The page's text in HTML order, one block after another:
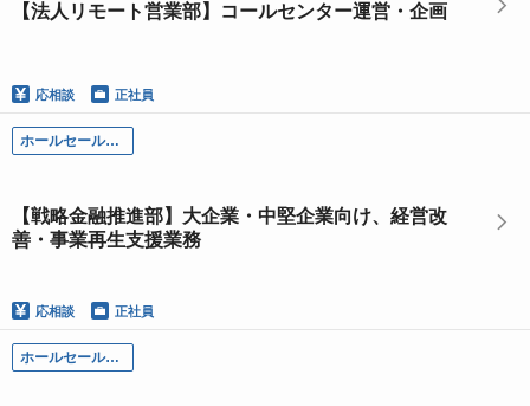
【法人リモート営業部】コールセンター運営・企画
応相談 正社員
ホールセール部門
【戦略金融推進部】大企業・中堅企業向け、経営改
善・事業再生支援業務
応相談 正社員
ホールセール部門